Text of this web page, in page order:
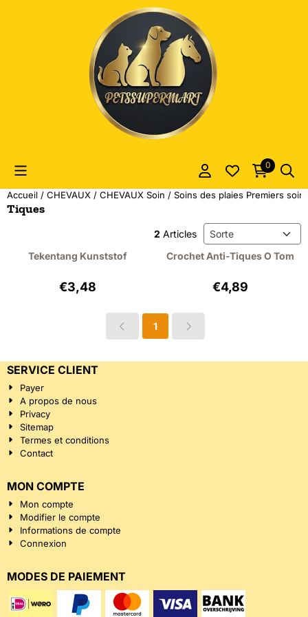
Les préférences de cookies sont actuellement fermées.
0
Accueil / CHEVAUX / CHEVAUX Soin / Soins des plaies Premiers
Tiques
2 Articles Méthode de tri
Tekentang Kunststof
Prix: 3,48, hors TVA : 2,88
€3,48
Crochet Anti-Tiques O Tom
Prix: 4,89, hors
€4,89
1
SERVICE CLIENT
Payer
A propos de nous
Privacy
Sitemap
Termes et conditions
Contact
MON COMPTE
Mon compte
Modifier le compte
Informations de compte
Connexion
MODES DE PAIEMENT